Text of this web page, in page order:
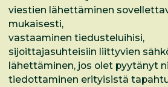
viestien lähettäminen
mukaisesti,
vastaaminen tiedusteluihisi,
sijoittajasuhteisiin liittyvien
lähettäminen, jos olet pyytänyt
tiedottaminen erityisistä